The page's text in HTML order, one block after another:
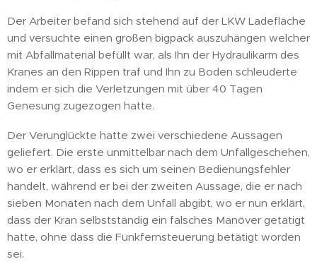
Der Arbeiter befand sich stehend auf der LKW Ladefläche
und versuchte einen großen bigpack auszuhängen welcher
mit Abfallmaterial befüllt war, als Ihn der Hydraulikarm des
Kranes an den Rippen traf und Ihn zu Boden schleuderte
indem er sich die Verletzungen mit über 40 Tagen
Genesung zugezogen hatte.
Der Verunglückte hatte zwei verschiedene Aussagen
geliefert. Die erste unmittelbar nach dem Unfallgeschehen,
wo er erklärt, dass es sich um seinen Bedienungsfehler
handelt, während er bei der zweiten Aussage, die er nach
sieben Monaten nach dem Unfall abgibt, wo er nun erklärt,
dass der Kran selbstständig ein falsches Manöver getätigt
hatte, ohne dass die Funkfernsteuerung betätigt worden
sei.